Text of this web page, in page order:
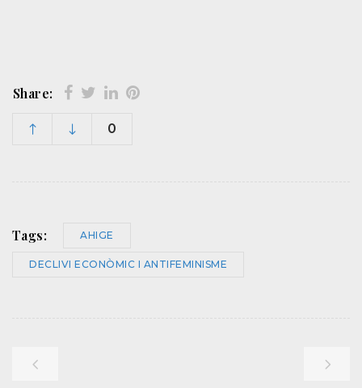
Share:
0
Tags: AHIGE
DECLIVI ECONÒMIC I ANTIFEMINISME